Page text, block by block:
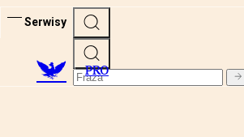
Serwisy
PRO